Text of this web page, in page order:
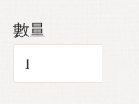
數量